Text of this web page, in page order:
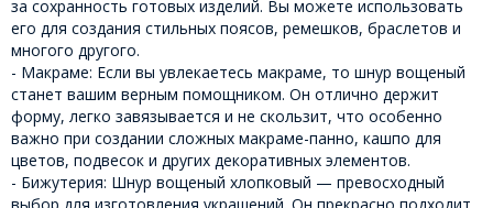
за сохранность готовых изделий. Вы можете использовать
его для создания стильных поясов, ремешков, браслетов и
многого другого.
- Макраме: Если вы увлекаетесь макраме, то шнур вощеный
станет вашим верным помощником. Он отлично держит
форму, легко завязывается и не скользит, что особенно
важно при создании сложных макраме-панно, кашпо для
цветов, подвесок и других декоративных элементов.
- Бижутерия: Шнур вощеный хлопковый — превосходный